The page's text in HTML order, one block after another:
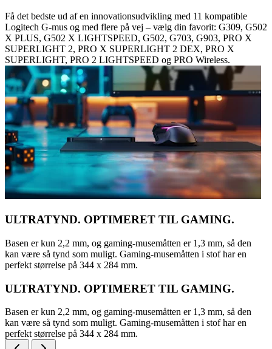
Få det bedste ud af en innovationsudvikling med 11 kompatible
Logitech G-mus og med flere på vej – vælg din favorit: G309, G502
X PLUS, G502 X LIGHTSPEED, G502, G703, G903, PRO X
SUPERLIGHT 2, PRO X SUPERLIGHT 2 DEX, PRO X
SUPERLIGHT, PRO 2 LIGHTSPEED og PRO Wireless.
ULTRATYND. OPTIMERET TIL GAMING.
Basen er kun 2,2 mm, og gaming-musemåtten er 1,3 mm, så den
kan være så tynd som muligt. Gaming-musemåtten i stof har en
perfekt størrelse på 344 x 284 mm.
ULTRATYND. OPTIMERET TIL GAMING.
Basen er kun 2,2 mm, og gaming-musemåtten er 1,3 mm, så den
kan være så tynd som muligt. Gaming-musemåtten i stof har en
perfekt størrelse på 344 x 284 mm.